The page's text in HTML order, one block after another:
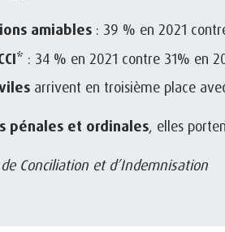
amiables : 39 % en 2021
: 34 % en 2021 contre 31% en
arrivent en troisième place
pénales et ordinales, elles
Conciliation et d’Indemnisation